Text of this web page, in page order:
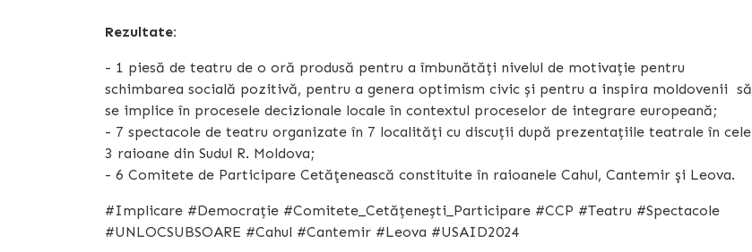
Rezultate:
- 1 piesă de teatru de o oră produsă pentru a îmbunătăți nivelul de motivație pentru
schimbarea socială pozitivă, pentru a genera optimism civic și pentru a inspira moldovenii să
se implice în procesele decizionale locale în contextul proceselor de integrare europeană;
- 7 spectacole de teatru organizate în 7 localități cu discuții după prezentațiile teatrale în cele
3 raioane din Sudul R. Moldova;
- 6 Comitete de Participare Cetăţenească constituite în raioanele Cahul, Cantemir şi Leova.
#Implicare #Democrație #Comitete_Cetățenești_Participare #CCP #Teatru #Spectacole
#UNLOCSUBSOARE #Cahul #Cantemir #Leova #USAID2024